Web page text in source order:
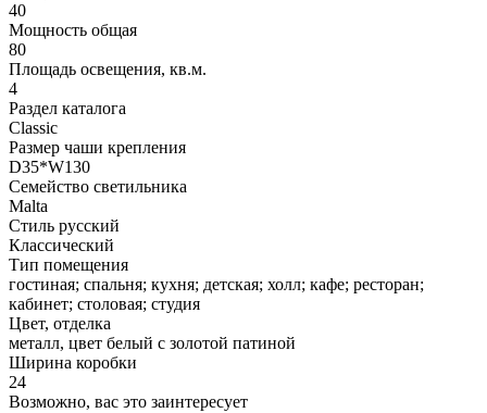
40
Мощность общая
80
Площадь освещения, кв.м.
4
Раздел каталога
Classic
Размер чаши крепления
D35*W130
Семейство светильника
Malta
Стиль русский
Классический
Тип помещения
гостиная; спальня; кухня; детская; холл; кафе; ресторан;
кабинет; столовая; студия
Цвет, отделка
металл, цвет белый с золотой патиной
Ширина коробки
24
Возможно, вас это заинтересует